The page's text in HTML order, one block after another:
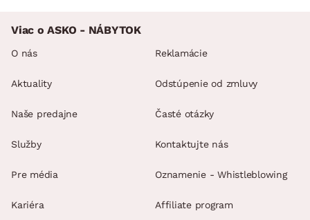
Viac o ASKO - NÁBYTOK
O nás
Aktuality
Naše predajne
Služby
Pre média
Kariéra
Reklamácie
Odstúpenie od zmluvy
Časté otázky
Kontaktujte nás
Oznamenie - Whistleblowing
Affiliate program